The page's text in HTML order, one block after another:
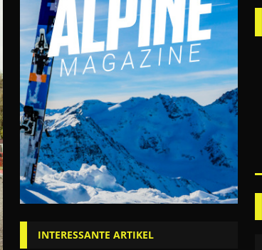
INTERESSANTE ARTIKEL